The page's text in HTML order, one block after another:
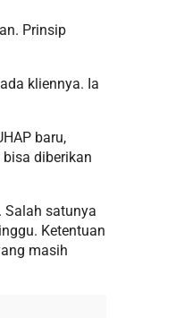
Prinsip
kliennya. Ia
baru,
diberikan
Salah satunya
Ketentuan
masih